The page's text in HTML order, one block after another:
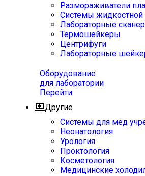
Размораживатели
Системы жидкостной
Лабораторные
Термошейкеры
Центрифуги
Лабораторные
Оборудование
для лаборатории
Перейти
Другие
Системы для мед
Неонатология
Урология
Проктология
Косметология
Медицинские